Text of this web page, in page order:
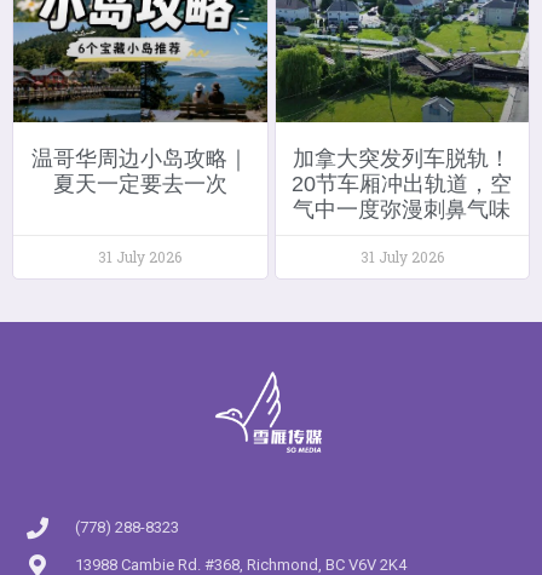
温哥华周边小岛攻略｜
夏天一定要去一次
31 July 2026
加拿大突发列车脱轨！
20节车厢冲出轨道，空
气中一度弥漫刺鼻气味
31 July 2026
(778) 288-8323
13988 Cambie Rd. #368, Richmond, BC V6V 2K4